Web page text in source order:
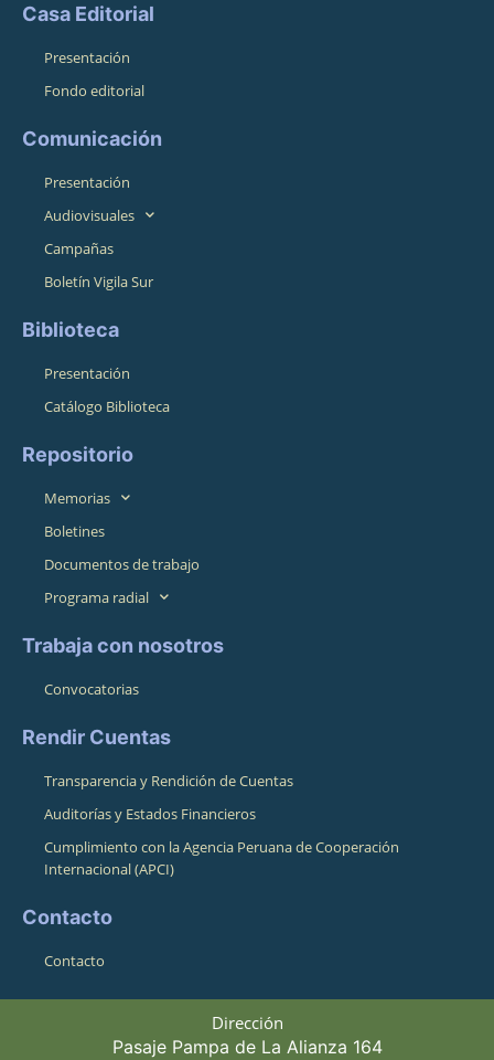
Casa Editorial
Presentación
Fondo editorial
Comunicación
Presentación
Audiovisuales
Campañas
Boletín Vigila Sur
Biblioteca
Presentación
Catálogo Biblioteca
Repositorio
Memorias
Boletines
Documentos de trabajo
Programa radial
Trabaja con nosotros
Convocatorias
Rendir Cuentas
Transparencia y Rendición de Cuentas
Auditorías y Estados Financieros
Cumplimiento con la Agencia Peruana de Cooperación
Internacional (APCI)
Contacto
Contacto
Dirección
Pasaje Pampa de La Alianza 164